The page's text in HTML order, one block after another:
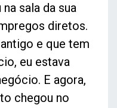
sala da sua
diretos.
e que tem
eu estava
E agora,
chegou no